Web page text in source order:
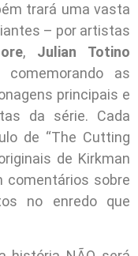
trará uma vasta
– por artistas
, Julian Totino
as
principais e
da série. Cada
de “The Cutting
de Kirkman
comentários sobre
no enredo que